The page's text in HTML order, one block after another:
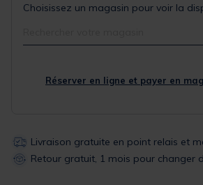
Choisissez un magasin pour voir la
Réserver en ligne et payer en
Livraison gratuite en point relais et
Retour gratuit, 1 mois pour changer